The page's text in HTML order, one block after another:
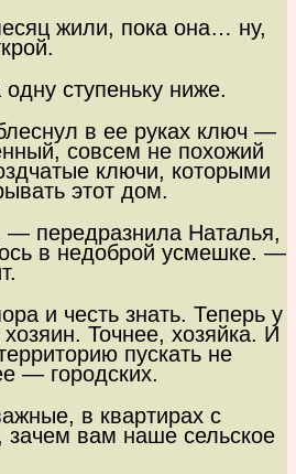
жили, пока она… ну,
ступеньку ниже.
в ее руках ключ —
совсем не похожий
ключи, которыми
этот дом.
передразнила Наталья,
в недоброй усмешке. —
и честь знать. Теперь у
Точнее, хозяйка. И
пускать не
— городских.
в квартирах с
зачем вам наше сельское